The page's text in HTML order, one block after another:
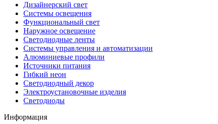
Дизайнерский свет
Системы освещения
Функциональный свет
Наружное освещение
Светодиодные ленты
Системы управления и автоматизации
Алюминиевые профили
Источники питания
Гибкий неон
Светодиодный декор
Электроустановочные изделия
Светодиоды
Информация